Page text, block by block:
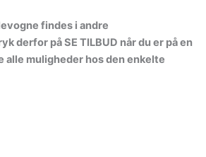
findes i andre
derfor på SE TILBUD når du er på en
alle muligheder hos den enkelte